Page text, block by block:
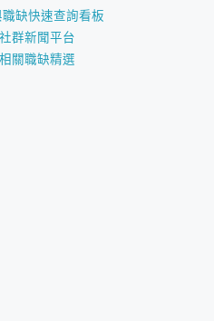
缺快速查詢看板
群新聞平台
關職缺精選